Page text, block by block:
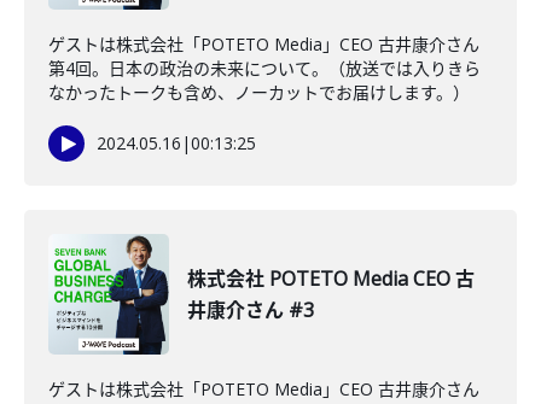
ゲストは株式会社「POTETO Media」CEO 古井康介さん
第4回。日本の政治の未来について。（放送では入りきら
なかったトークも含め、ノーカットでお届けします。）
2024.05.16 |00:13:25
株式会社 POTETO Media CEO 古
井康介さん #3
ゲストは株式会社「POTETO Media」CEO 古井康介さん